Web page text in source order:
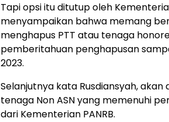
Tapi opsi itu ditutup oleh
menyampaikan bahwa memang
menghapus PTT atau tenaga
pemberitahuan penghapusan
2023.
Selanjutnya kata Rusdiansyah,
tenaga Non ASN yang memenuhi
dari Kementerian PANRB.